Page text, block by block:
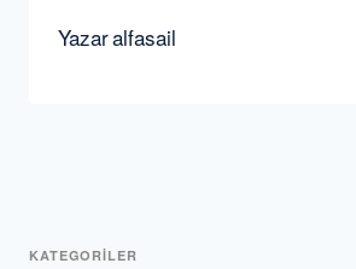
Yazaralfasail
KATEGORİLER